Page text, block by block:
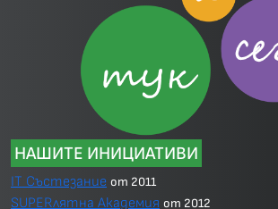
НАШИТЕ ИНИЦИАТИВИ
IT Състезание от 2011
SUPERлятна Академия от 2012